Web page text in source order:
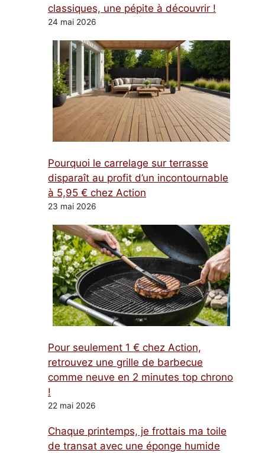
classiques, une pépite à découvrir !
24 mai 2026
Pourquoi le carrelage sur terrasse
disparaît au profit d’un incontournable
à 5,95 € chez Action
23 mai 2026
Pour seulement 1 € chez Action,
retrouvez une grille de barbecue
comme neuve en 2 minutes top chrono
!
22 mai 2026
Chaque printemps, je frottais ma toile
de transat avec une éponge humide